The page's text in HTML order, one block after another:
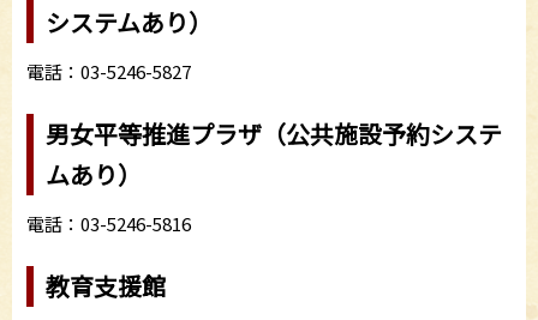
システムあり）
電話：03-5246-5827
男女平等推進プラザ（公共施設予約システ
ムあり）
電話：03-5246-5816
教育支援館